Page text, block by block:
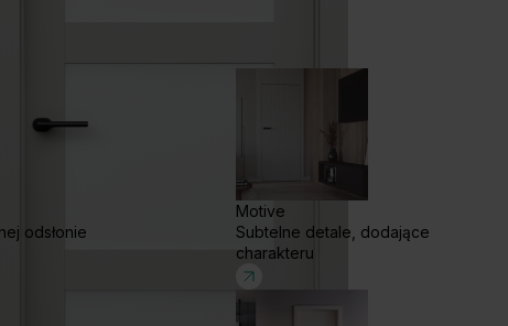
odsłonie
Motive
Subtelne detale, dodające
charakteru